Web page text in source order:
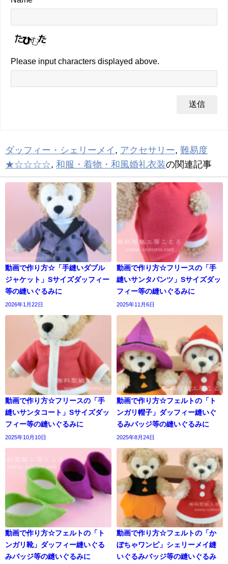
Please input characters displayed above.
ダッフィー・シェリーメイ , アクセサリー, 難易度
★☆☆☆☆, 和服・着物・和風婚礼衣装の関連記事
動画で作り方☆「手縫いダブル
ジャケット」Sサイズダッフィー
等の縫いぐるみに
2026年1月22日
動画で作り方☆フリースの「手
縫いサンタパンツ」Sサイズダッ
フィー等の縫いぐるみに
2025年11月6日
動画で作り方☆フリースの「手
縫いサンタコート」Sサイズダッ
フィー等の縫いぐるみに
2025年10月10日
動画で作り方☆フェルトの「ト
ンガリ帽子」ダッフィー縫いぐ
るみバッジ等の縫いぐるみに
2025年8月24日
動画で作り方☆フェルトの「ト
ンガリ靴」ダッフィー縫いぐる
みバッジ等の縫いぐるみに
動画で作り方☆フェルトの「か
ぼちゃワンピ」シェリーメイ縫
いぐるみバッジ等の縫いぐるみ